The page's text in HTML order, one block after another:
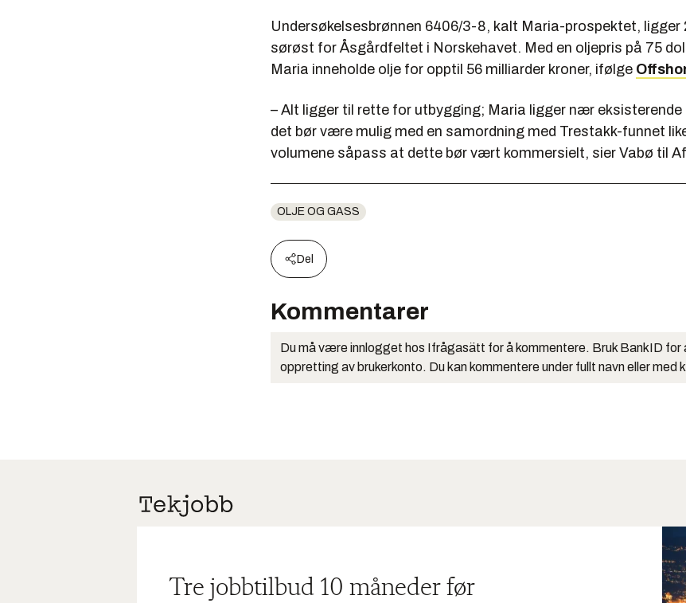
Undersøkelsesbrønnen 6406/3-8, kalt Maria-prospektet, ligger
sørøst for Åsgårdfeltet i Norskehavet. Med en oljepris på 75
Maria inneholde olje for opptil 56 milliarder kroner, ifølge
– Alt ligger til rette for utbygging; Maria ligger nær
det bør være mulig med en samordning med Trestakk-funnet
volumene såpass at dette bør vært kommersielt, sier Vabø til
OLJE OG GASS
Del
Kommentarer
Du må være innlogget hos Ifrågasätt for å kommentere. Bruk BankID for
oppretting av brukerkonto. Du kan kommentere under fullt navn eller med
Tre jobbtilbud 10 måneder før